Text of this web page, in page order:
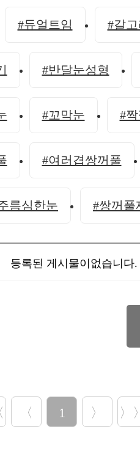
#듀얼트임 #갈
#반달눈성형
#꼬막눈 #
#여러겹쌍꺼풀
름심한눈 #쌍꺼풀
등록된 게시물이없습니다.
〈 1 〉 〉